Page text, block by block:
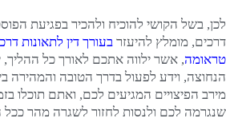
לכן, בשל הקושי להוכיח ולהכיר בפגיעת
דרכים, מומלץ להיעזר בעורך דין לתאונות
טראומה, אשר ילווה אתכם לאורך כל
הנחוצה, וידע לפעול בדרך הטובה והמהירה
מירב הפיצויים המגיעים לכם, ואתם תוכלו
שנגרמה לכם ולנסות לחזור לשגרה מהר ככל